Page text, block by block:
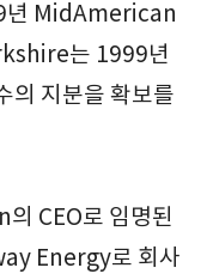
년 MidAmerican
는 1999년
지분을 확보를
CEO로 임명된
Energy로 회사